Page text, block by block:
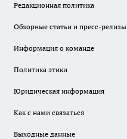
Редакционная политика
Обзорные статьи и пресс-релизы
Информация о команде
Политика этики
Юридическая информация
Как с нами связаться
Выходные данные